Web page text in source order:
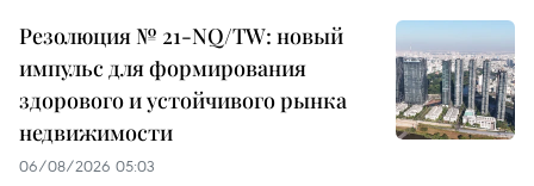
Резолюция № 21-NQ/TW: новый
импульс для формирования
здорового и устойчивого рынка
недвижимости
06/08/2026 05:03